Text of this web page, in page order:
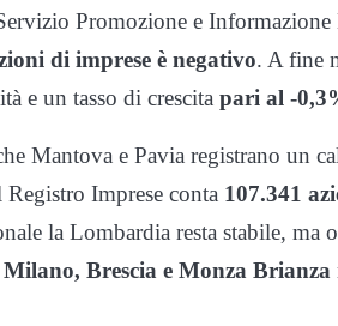
Promozione e Informazione
di imprese è negativo. A fine
e un tasso di crescita pari al -
Mantova e Pavia registrano un
Imprese conta 107.341
la Lombardia resta stabile, ma
Milano, Brescia e Monza Brianza